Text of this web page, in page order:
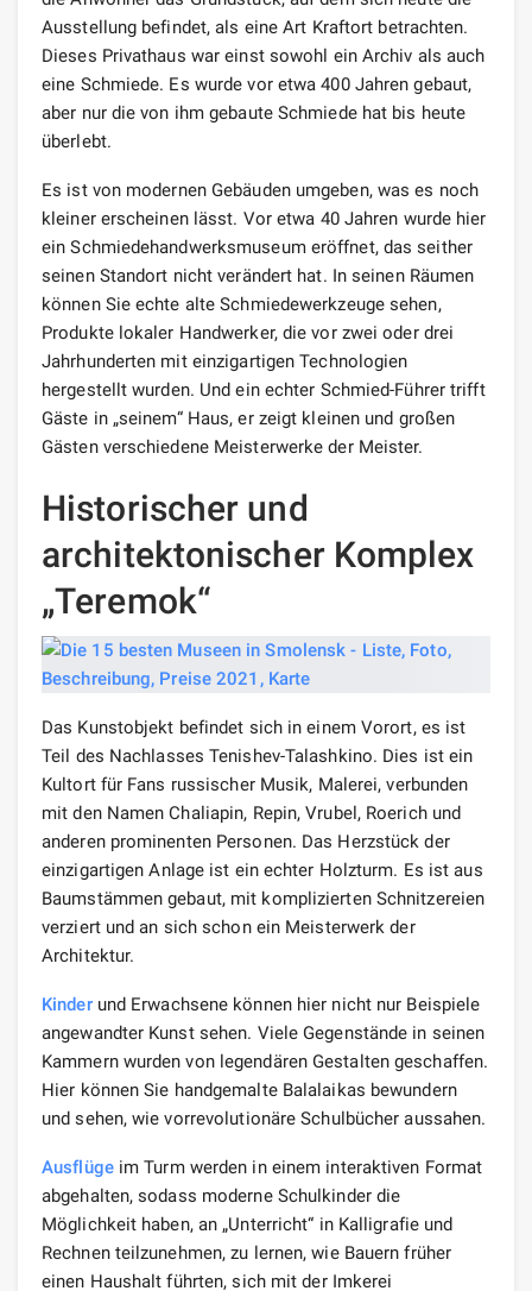
Ausstellung befindet, als eine Art Kraftort betrachten.
Dieses Privathaus war einst sowohl ein Archiv als auch
eine Schmiede. Es wurde vor etwa 400 Jahren gebaut,
aber nur die von ihm gebaute Schmiede hat bis heute
überlebt.
Es ist von modernen Gebäuden umgeben, was es noch
kleiner erscheinen lässt. Vor etwa 40 Jahren wurde hier
ein Schmiedehandwerksmuseum eröffnet, das seither
seinen Standort nicht verändert hat. In seinen Räumen
können Sie echte alte Schmiedewerkzeuge sehen,
Produkte lokaler Handwerker, die vor zwei oder drei
Jahrhunderten mit einzigartigen Technologien
hergestellt wurden. Und ein echter Schmied-Führer trifft
Gäste in „seinem“ Haus, er zeigt kleinen und großen
Gästen verschiedene Meisterwerke der Meister.
Historischer und
architektonischer Komplex
„Teremok“
Das Kunstobjekt befindet sich in einem Vorort, es ist
Teil des Nachlasses Tenishev-Talashkino. Dies ist ein
Kultort für Fans russischer Musik, Malerei, verbunden
mit den Namen Chaliapin, Repin, Vrubel, Roerich und
anderen prominenten Personen. Das Herzstück der
einzigartigen Anlage ist ein echter Holzturm. Es ist aus
Baumstämmen gebaut, mit komplizierten Schnitzereien
verziert und an sich schon ein Meisterwerk der
Architektur.
Kinderund Erwachsene können hier nicht nur Beispiele
angewandter Kunst sehen. Viele Gegenstände in seinen
Kammern wurden von legendären Gestalten geschaffen.
Hier können Sie handgemalte Balalaikas bewundern
und sehen, wie vorrevolutionäre Schulbücher aussahen.
Ausflügeim Turm werden in einem interaktiven Format
abgehalten, sodass moderne Schulkinder die
Möglichkeit haben, an „Unterricht“ in Kalligrafie und
Rechnen teilzunehmen, zu lernen, wie Bauern früher
einen Haushalt führten, sich mit der Imkerei